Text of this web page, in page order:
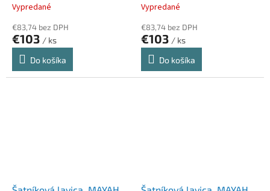
Vypredané
€83,74 bez DPH
€103 / ks
Do košíka
Vypredané
€83,74 bez DPH
€103 / ks
Do košíka